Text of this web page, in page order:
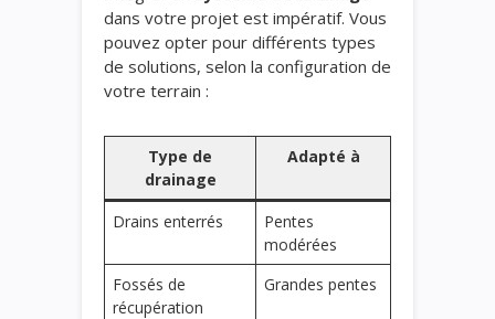
dans votre projet est impératif. Vous
pouvez opter pour différents types
de solutions, selon la configuration de
votre terrain :
Type de
drainage
Adapté à
Drains enterrés
Pentes
modérées
Fossés de
récupération
Grandes pentes